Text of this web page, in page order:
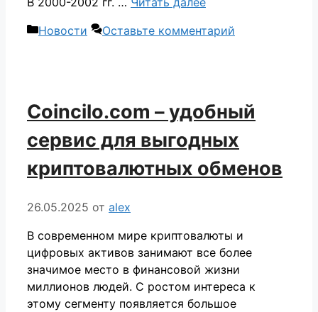
Рубрики
Новости Оставьте комментарий
Coincilo.com – удобный
сервис для выгодных
криптовалютных обменов
26.05.2025 от alex
В современном мире криптовалюты и
цифровых активов занимают все более
значимое место в финансовой жизни
миллионов людей. С ростом интереса к
этому сегменту появляется большое